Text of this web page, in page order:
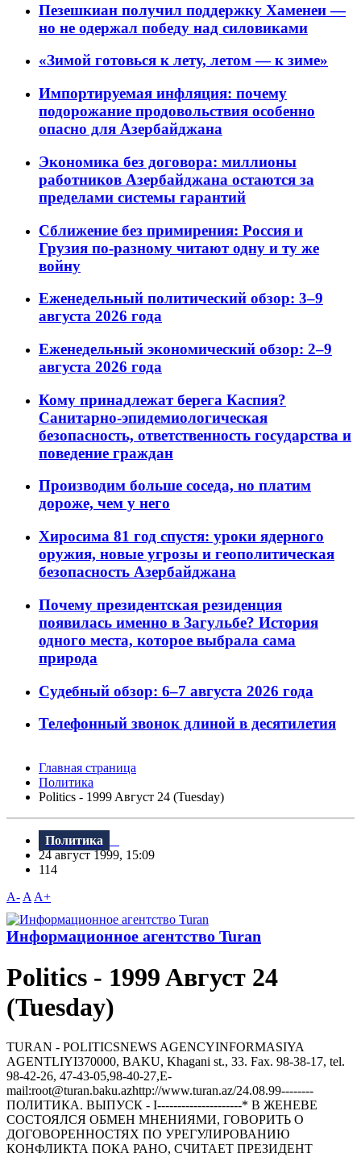
Пезешкиан получил поддержку Хаменеи —
но не одержал победу над силовиками
«Зимой готовься к лету, летом — к зиме»
Импортируемая инфляция: почему
подорожание продовольствия особенно
опасно для Азербайджана
Экономика без договора: миллионы
работников Азербайджана остаются за
пределами системы гарантий
Сближение без примирения: Россия и
Грузия по-разному читают одну и ту же
войну
Еженедельный политический обзор: 3–9
августа 2026 года
Еженедельный экономический обзор: 2–9
августа 2026 года
Кому принадлежат берега Каспия?
Санитарно-эпидемиологическая
безопасность, ответственность государства и
поведение граждан
Производим больше соседа, но платим
дороже, чем у него
Хиросима 81 год спустя: уроки ядерного
оружия, новые угрозы и геополитическая
безопасность Азербайджана
Почему президентская резиденция
появилась именно в Загульбе? История
одного места, которое выбрала сама
природа
Судебный обзор: 6–7 августа 2026 года
Телефонный звонок длиной в десятилетия
Главная страница
Политика
Politics - 1999 Aвгуст 24 (Tuesday)
Политика
24 август 1999, 15:09
114
A- A A+
Информационное агентство Turan
Politics - 1999 Aвгуст 24
(Tuesday)
TURAN - РOLITICSNEWS AGENCYINFORMASIYA
AGENTLIYI370000, BAKU, Khagani st., 33. Fax. 98-38-17, tel.
98-42-26, 47-43-05,98-40-27,E-
mail:root@turan.baku.azhttр://www.turan.az/24.08.99--------
ПОЛИТИКА. ВЫПУСК - I---------------------* В ЖЕHЕВЕ
СОСТОЯЛСЯ ОБМЕH МHЕHИЯМИ, ГОВОРИТЬ О
ДОГОВОРЕHHОСТЯХ ПО УРЕГУЛИРОВАHИЮ
КОHФЛИКТА ПОКА РАHО, СЧИТАЕТ ПРЕЗИДЕHТ